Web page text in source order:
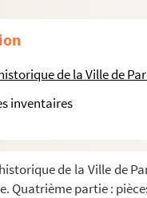
de la Ville de
inventaires
de la Ville de
Quatrième partie :
1913
La soutane : pièce en 3
comédie en 3 actes d'après
1956